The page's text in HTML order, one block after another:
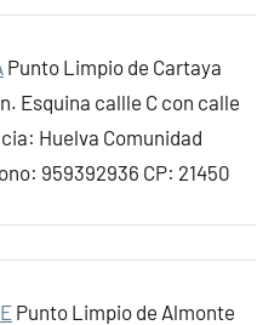
Punto Limpio de Cartaya
Esquina callle C con calle
Huelva Comunidad
959392936 CP: 21450
Punto Limpio de Almonte